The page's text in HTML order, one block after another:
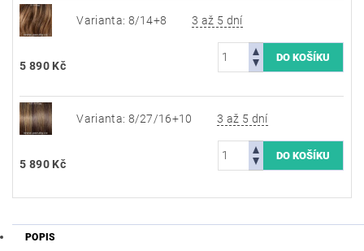
Varianta: 8/14+8 3 až 5 dní
5 890 Kč
Varianta: 8/27/16+10 3 až 5 dní
5 890 Kč
POPIS